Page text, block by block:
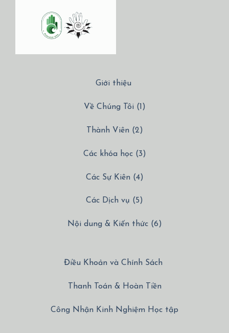
Giới thiệu
Về Chúng Tôi (1)
Thành Viên (2)
Các khóa học (3)
Các Sự Kiên (4)
Các Dịch vụ (5)
Nội dung & Kiến thức (6)
Điều Khoản và Chính Sách
Thanh Toán & Hoàn Tiền
Công Nhận Kinh Nghiệm Học tập